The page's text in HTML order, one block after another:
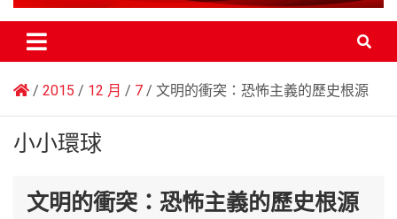
2015 12 月 7 文明的衝突：恐怖主義的歷史根源
小小環球
文明的衝突：恐怖主義的歷史根源